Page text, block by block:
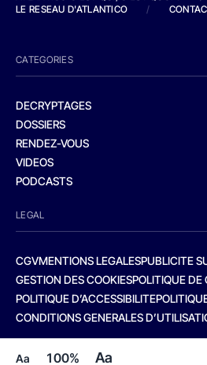
Aa 100% Aa
LE RESEAU D'ATLANTICO
/
CATEGORIES
DECRYPTAGES
DOSSIERS
RENDEZ-VOUS
VIDEOS
PODCASTS
LEGAL
CGVMENTIONS LEGALESPUBLICITE
GESTION DES COOKIESPOLITIQUE
POLITIQUE D’ACCESSIBILITE
CONDITIONS GENERALES